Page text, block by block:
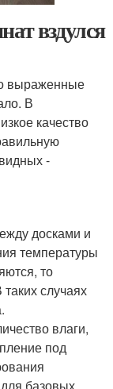
вздулся
выраженные
В
качество
-
досками и
температуры
то
случаях
влаги,
под